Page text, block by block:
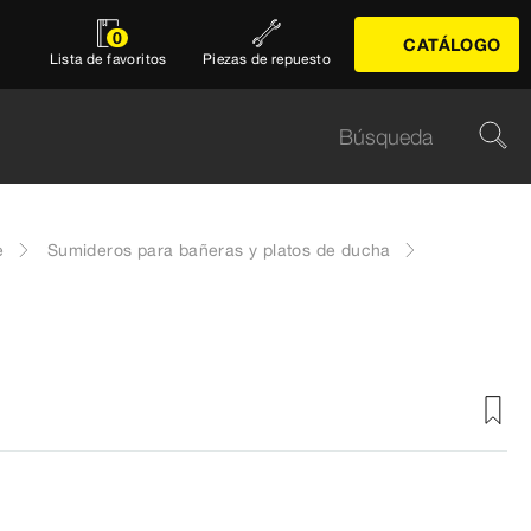
0
Lista de favoritos Piezas de repuesto
CATÁLOGO
Sumideros para bañeras y platos de ducha